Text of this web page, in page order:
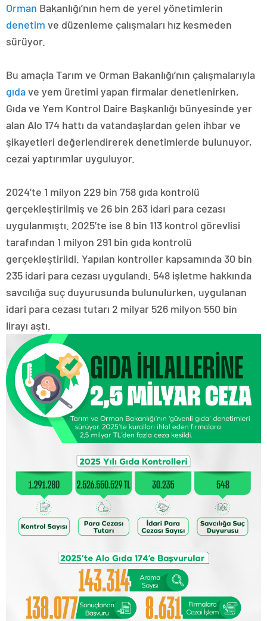
Orman Bakanlığı’nın hem de yerel yönetimlerin
denetim ve düzenleme çalışmaları hız kesmeden
sürüyor.
Bu amaçla Tarım ve Orman Bakanlığı’nın çalışmalarıyla
gıdave yem üretimi yapan firmalar denetlenirken,
Gıda ve Yem Kontrol Daire Başkanlığı bünyesinde yer
alan Alo 174 hattı da vatandaşlardan gelen ihbar ve
şikayetleri değerlendirerek denetimlerde bulunuyor,
cezai yaptırımlar uyguluyor.
2024’te 1 milyon 229 bin 758 gıda kontrolü
gerçekleştirilmiş ve 26 bin 263 idari para cezası
uygulanmıştı. 2025’te ise 8 bin 113 kontrol görevlisi
tarafından 1 milyon 291 bin gıda kontrolü
gerçekleştirildi. Yapılan kontroller kapsamında 30 bin
235 idari para cezası uygulandı. 548 işletme hakkında
savcılığa suç duyurusunda bulunulurken, uygulanan
idari para cezası tutarı 2 milyar 526 milyon 550 bin
lirayı aştı.